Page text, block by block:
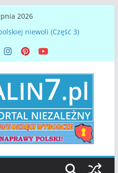
2026
niewoli (Część 3)
– najstarsza polska
lotem błyskawicy, spadną u
granicy…
Mikietyński, prezydent